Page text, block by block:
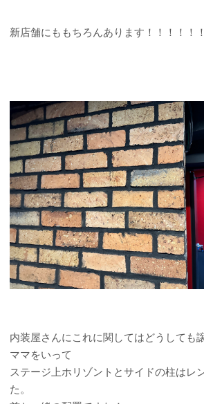
新店舗にももちろんあります！！！！！
内装屋さんにこれに関してはどうしても
ママをいって
ステージ上ホリゾントとサイドの柱はレ
た。